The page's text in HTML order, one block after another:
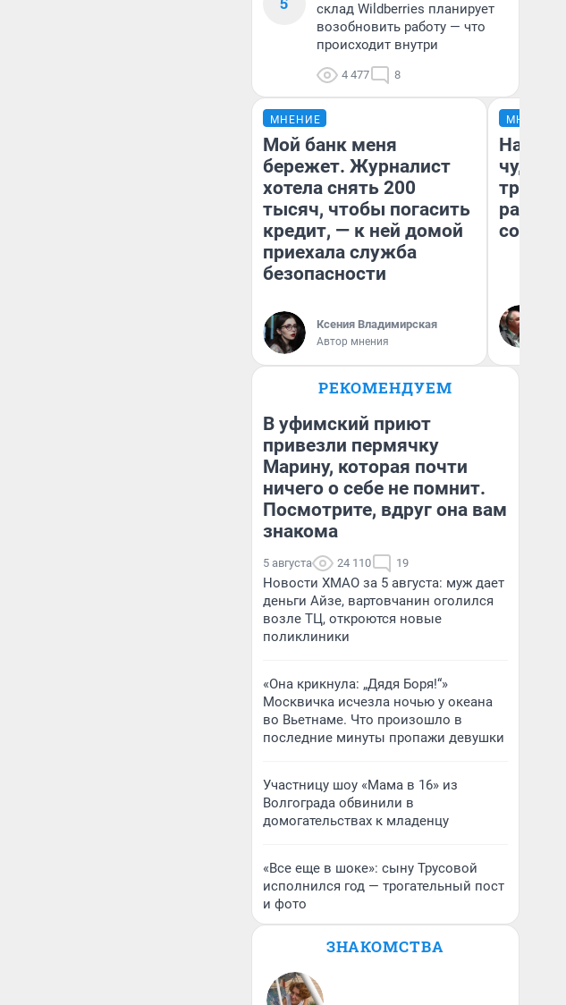
склад Wildberries планирует
возобновить работу — что
происходит внутри
4 477 8
МНЕНИЕ
Мой банк меня
бережет. Журналист
хотела снять 200
тысяч, чтобы погасить
кредит, — к ней домой
приехала служба
безопасности
Ксения Владимирская
Автор мнения
МНЕНИЕ
чудом
РЕКОМЕНДУЕМ
В уфимский приют
привезли пермячку
Марину, которая почти
ничего о себе не помнит.
Посмотрите, вдруг она вам
знакома
5 августа 24 110 19
Новости ХМАО за 5 августа: муж дает
деньги Айзе, вартовчанин оголился
возле ТЦ, откроются новые
поликлиники
«Она крикнула: „Дядя Боря!“»
Москвичка исчезла ночью у океана
во Вьетнаме. Что произошло в
последние минуты пропажи девушки
Участницу шоу «Мама в 16» из
Волгограда обвинили в
домогательствах к младенцу
«Все еще в шоке»: сыну Трусовой
исполнился год — трогательный пост
и фото
ЗНАКОМСТВА